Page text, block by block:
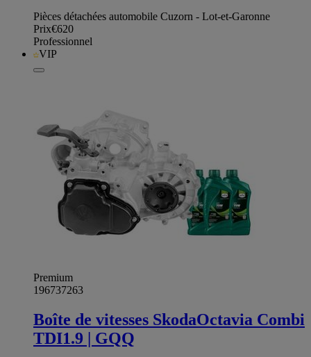
Pièces détachées automobile Cuzorn - Lot-et-Garonne
Prix€620
Professionnel
VIP
Premium
196737263
Boîte de vitesses SkodaOctavia Combi
TDI1.9 | GQQ